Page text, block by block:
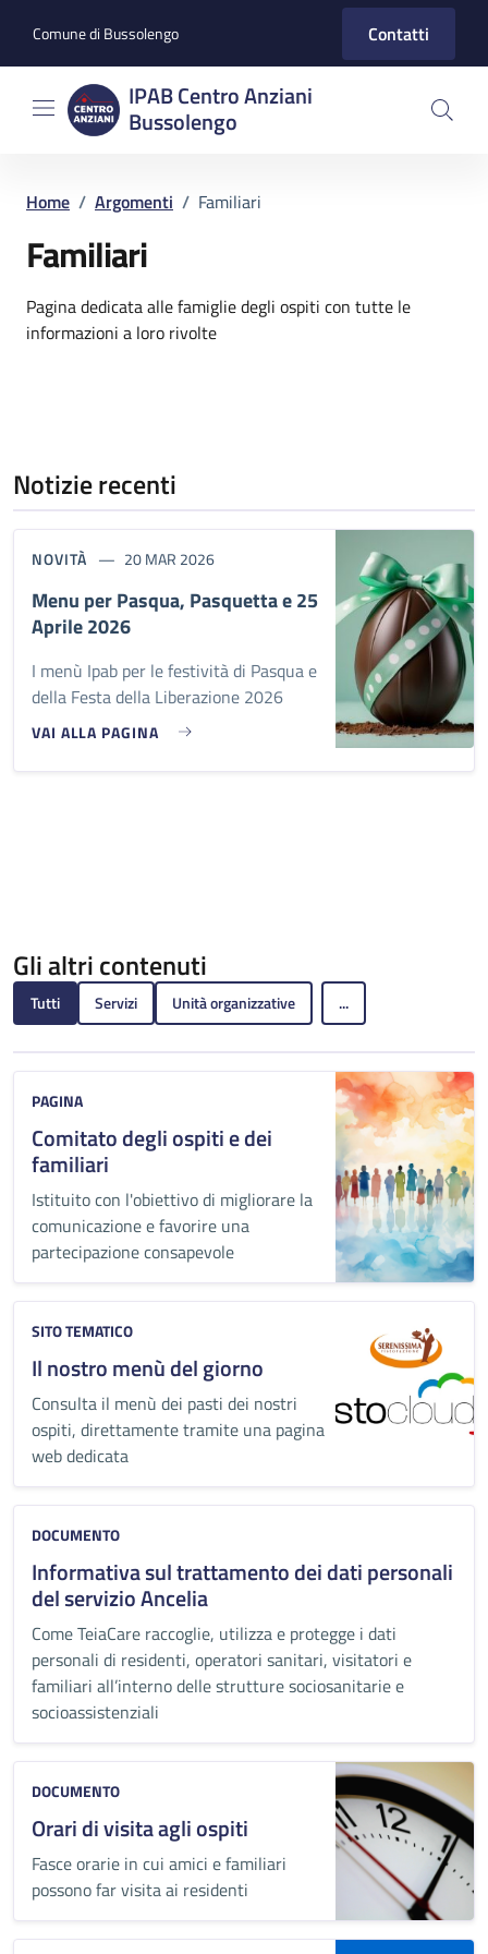
Comune di Bussolengo Contatti
IPAB Centro Anziani
Bussolengo
Home / Argomenti / Familiari
Familiari
Dettagli dell'argomento
Pagina dedicata alle famiglie degli ospiti con tutte le
informazioni a loro rivolte
Notizie recenti
NOVITÀ 20 MAR 2026
Menu per Pasqua, Pasquetta e 25
Aprile 2026
I menù Ipab per le festività di Pasqua e
della Festa della Liberazione 2026
VAI ALLA PAGINA
Gli altri contenuti
Tutti Servizi Unità organizzative ...
PAGINA
Comitato degli ospiti e dei
familiari
Istituito con l'obiettivo di migliorare la
comunicazione e favorire una
partecipazione consapevole
SITO TEMATICO
Il nostro menù del giorno
Consulta il menù dei pasti dei nostri
ospiti, direttamente tramite una pagina
web dedicata
DOCUMENTO
Informativa sul trattamento dei dati personali
del servizio Ancelia
Come TeiaCare raccoglie, utilizza e protegge i dati
personali di residenti, operatori sanitari, visitatori e
familiari all’interno delle strutture sociosanitarie e
socioassistenziali
DOCUMENTO
Orari di visita agli ospiti
Fasce orarie in cui amici e familiari
possono far visita ai residenti